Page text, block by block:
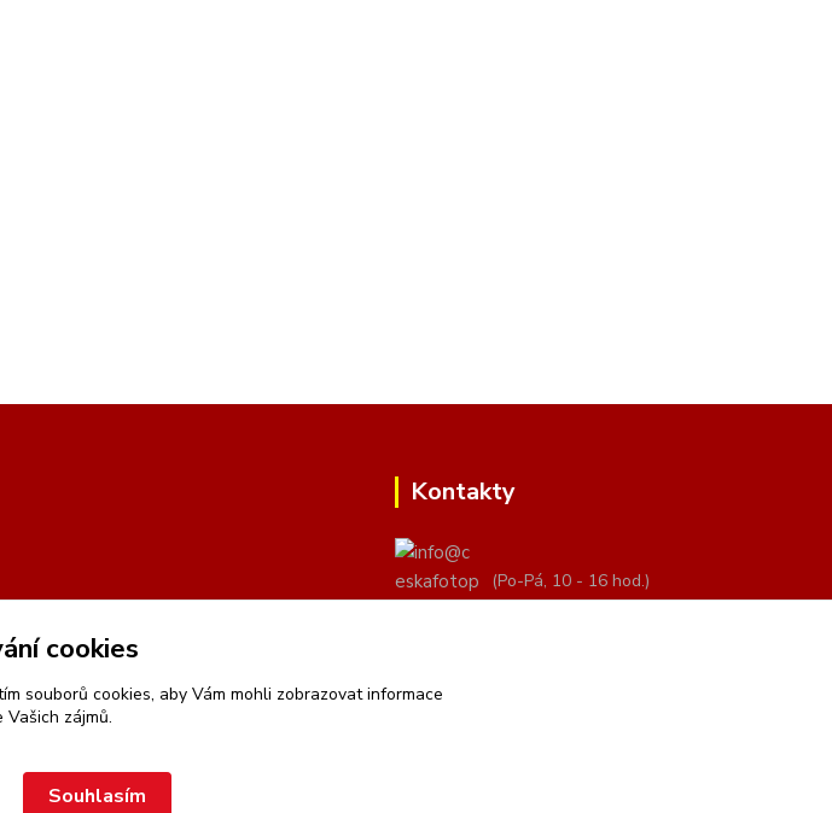
Kontakty
(Po-Pá, 10 - 16 hod.)
cookies
souborů cookies, aby Vám mohli zobrazovat informace
Vašich zájmů.
Souhlasím